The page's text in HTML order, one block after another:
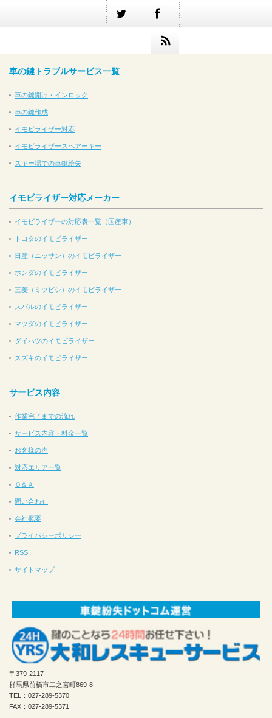
車の鍵トラブルサービス一覧
車の鍵開け・インロック
車の鍵作成
イモビライザー対応
イモビライザースペアーキー
スキー場での車鍵紛失
イモビライザー対応メーカー
イモビライザーの対応表一覧（国産車）
トヨタのイモビライザー
日産（ニッサン）のイモビライザー
ホンダのイモビライザー
三菱（ミツビシ）のイモビライザー
スバルのイモビライザー
マツダのイモビライザー
ダイハツのイモビライザー
スズキのイモビライザー
サービス内容
作業完了までの流れ
サービス内容・料金一覧
お客様の声
対応エリア一覧
Ｑ＆Ａ
問い合わせ
会社概要
プライバシーポリシー
RSS
サイトマップ
〒379-2117
群馬県前橋市二之宮町869-8
TEL：027-289-5370
FAX：027-289-5371